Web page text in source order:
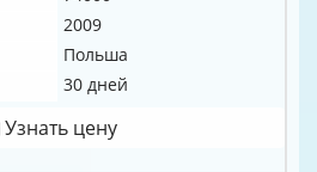
2009
Польша
30 дней
Узнать цену